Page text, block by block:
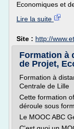
Economiques et
Lire la suite
Site : http://
Formation à
de Projet,
Formation à
Centrale de Lille
Cette formation
déroule sous
Le MOOC ABC